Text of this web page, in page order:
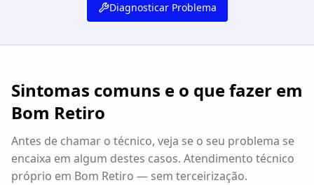
Diagnosticar Problema
Sintomas comuns e o que fazer em
Bom Retiro
Antes de chamar o técnico, veja se o seu problema se
encaixa em algum destes casos. Atendimento técnico
próprio em Bom Retiro — sem terceirização.